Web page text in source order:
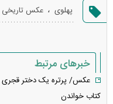
پهلوی ، عکس تاریخی
خبرهای مرتبط
کتاب خواندن